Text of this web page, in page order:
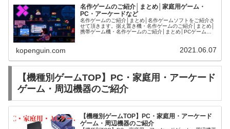
名作ゲームのご紹介│まとめ│家庭用ゲーム・
PC・アーケードなど
名作ゲームのご紹介│まとめ│名作ゲームソフトをご紹介さ
せて頂きます。据え置き機・名作ゲームのご紹介│まとめ│
携帯ゲーム機・名作ゲームのご紹介│まとめ│PCゲーム・
kopenguin.com 2021.06.07
【機種別ゲームTOP】PC・家庭用・アーケード
ゲーム・周辺機器のご紹介
【機種別ゲームTOP】PC・家庭用・アーケード
ゲーム・周辺機器のご紹介